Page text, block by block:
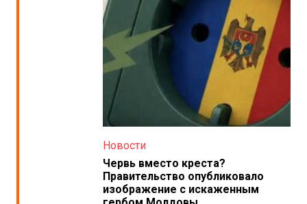
Новости
Червь вместо креста?
Правительство опубликовало
изображение с искаженным